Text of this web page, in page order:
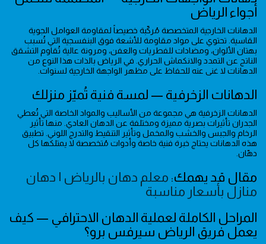
أجواء الرياض
الدهانات الخارجية المتخصصة مُركّبة خصيصاً لمقاومة العوامل الجوية
القاسية. تحتوي على مواد مقاومة للأشعة فوق البنفسجية التي تُسبب
بهتان الألوان، ومضادات للفطريات والعفن، ومرونة عالية تُقاوم التشقق
الناتج عن التمدد والانكماش الحراري. في الرياض بالذات هذا النوع من
الدهانات لا غنى عنه للحفاظ على مظهر الواجهة الخارجية لسنوات.
الدهانات الزخرفية — لمسة فنية تُميّز منزلك
الدهانات الزخرفية هي مجموعة من الأساليب والمواد الخاصة التي تُعطي
الجدران تأثيرات بصرية مميزة ومختلفة عن الدهان العادي. منها تأثير
الرخام والجبس والخشب والمخمل وتأثير التنقيط والتدرج اللوني. تطبيق
هذه الدهانات يحتاج خبرة فنية خاصة وأدوات مُتخصصة لا يمتلكها كل
دهّان.
مقال قد يهمك: معلم دهان بالرياض | دهان
منازل بأسعار مناسبة
المراحل الكاملة لعملية الدهان الاحترافي — كيف
يعمل فريق الرياض سيرفس برو؟